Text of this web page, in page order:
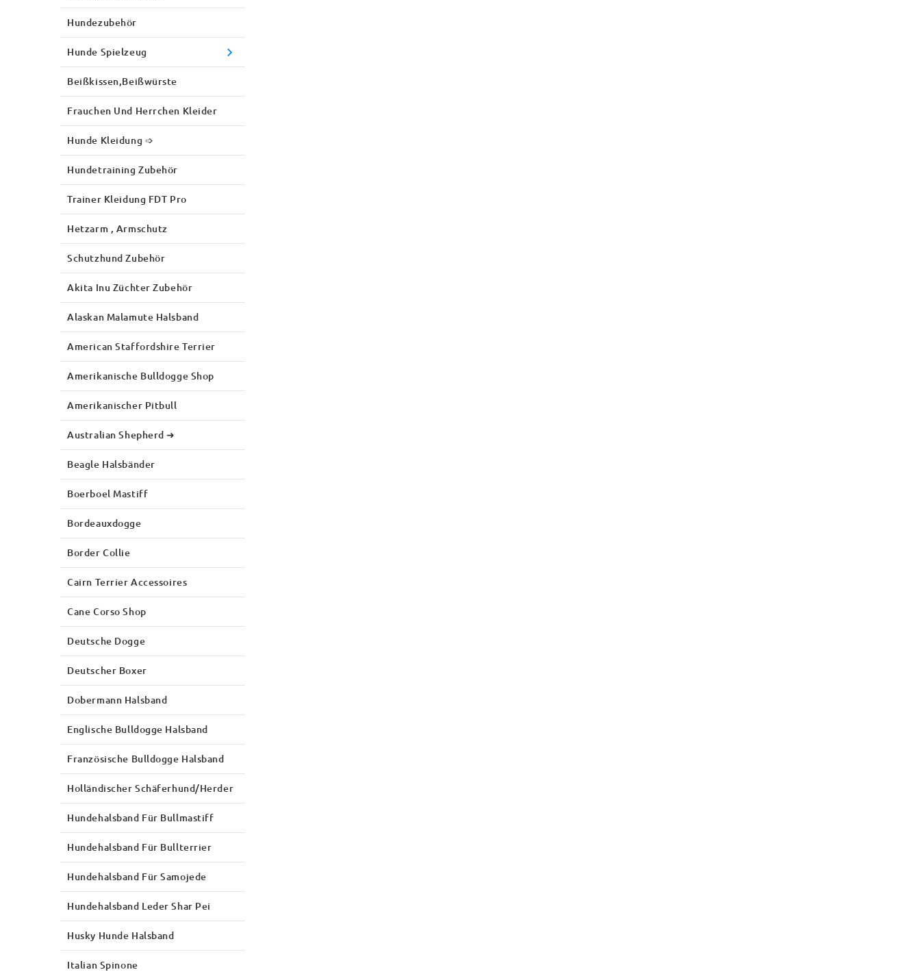
Hundezubehör
Hunde Spielzeug
Beißkissen,Beißwürste
Frauchen Und Herrchen Kleider
Hunde Kleidung ➩
Hundetraining Zubehör
Trainer Kleidung FDT Pro
Hetzarm , Armschutz
Schutzhund Zubehör
Akita Inu Züchter Zubehör
Alaskan Malamute Halsband
American Staffordshire Terrier
Amerikanische Bulldogge Shop
Amerikanischer Pitbull
Australian Shepherd ➜
Beagle Halsbänder
Boerboel Mastiff
Bordeauxdogge
Border Collie
Cairn Terrier Accessoires
Cane Corso Shop
Deutsche Dogge
Deutscher Boxer
Dobermann Halsband
Englische Bulldogge Halsband
Französische Bulldogge Halsband
Holländischer Schäferhund/Herder
Hundehalsband Für Bullmastiff
Hundehalsband Für Bullterrier
Hundehalsband Für Samojede
Hundehalsband Leder Shar Pei
Husky Hunde Halsband
Italian Spinone